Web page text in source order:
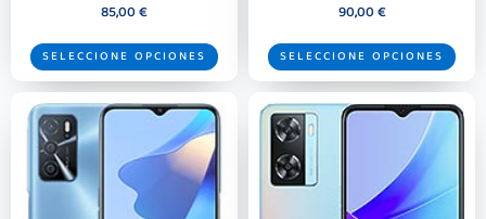
85,00€
SELECCIONE OPCIONES
90,00€
SELECCIONE OPCIONES